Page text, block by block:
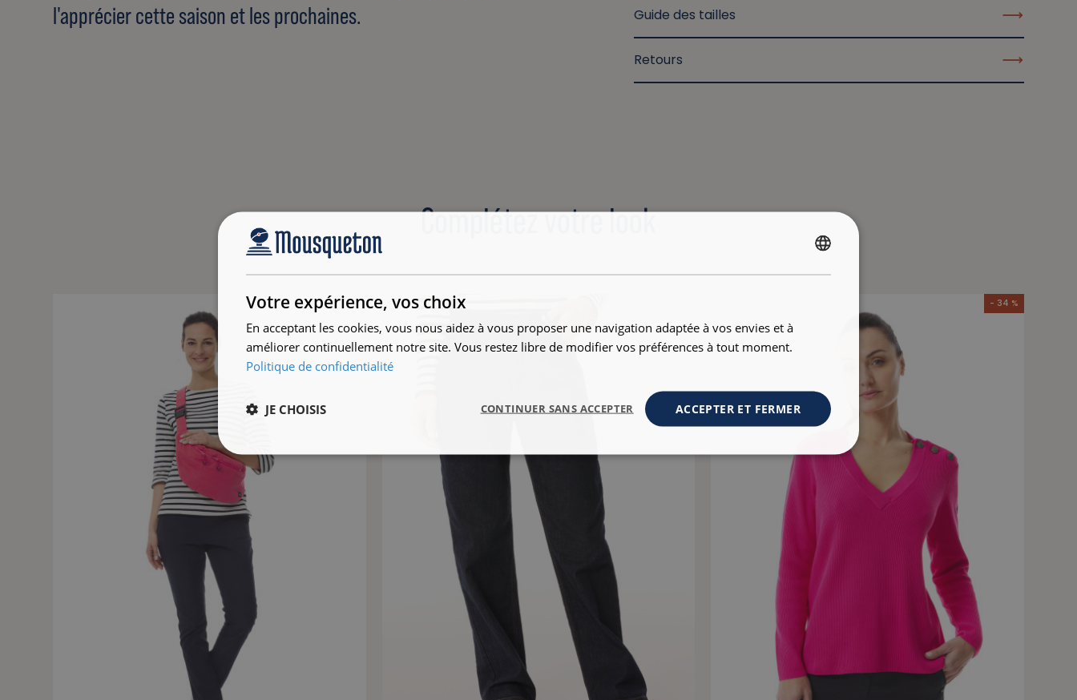
l'apprécier cette saison et les prochaines.
Guide des tailles
Retours
Complétez votre look
- 34 %
Votre expérience, vos choix
En acceptant les cookies, vous nous aidez à vous proposer une navigation adaptée à vos envies et à
améliorer continuellement notre site. Vous restez libre de modifier vos préférences à tout moment.
Politique de confidentialité
ACCEPTER ET FERMER
CONTINUER SANS ACCEPTER
JE CHOISIS